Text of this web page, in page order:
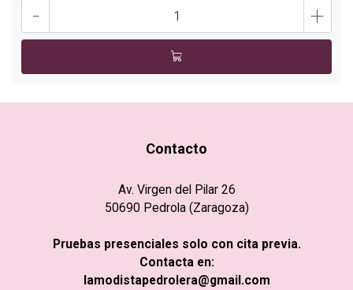
- +
Contacto
Av. Virgen del Pilar 26
50690 Pedrola (Zaragoza)
Pruebas presenciales solo con cita previa.
Contacta en:
lamodistapedrolera@gmail.com